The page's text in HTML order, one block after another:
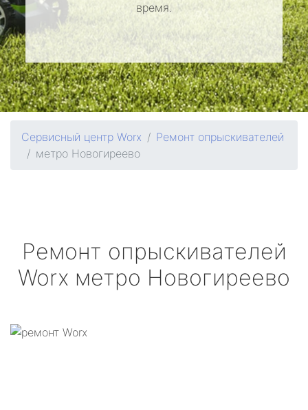
время.
Сервисный центр Worx
Ремонт опрыскивателей
метро Новогиреево
Ремонт опрыскивателей
Worx метро Новогиреево